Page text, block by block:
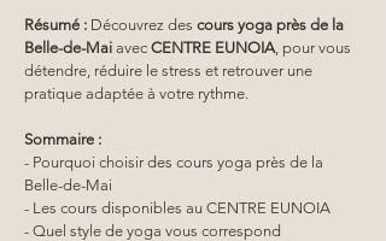
Résumé : Découvrez des cours yoga près de la
Belle-de-Mai avec CENTRE EUNOIA , pour vous
détendre, réduire le stress et retrouver une
pratique adaptée à votre rythme.
Sommaire :
- Pourquoi choisir des cours yoga près de la
Belle-de-Mai
- Les cours disponibles au CENTRE EUNOIA
- Quel style de yoga vous correspond